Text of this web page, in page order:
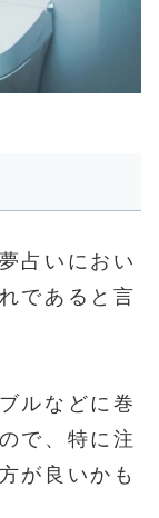
占いにおい
であると言
ルなどに巻
で、特に注
が良いかも